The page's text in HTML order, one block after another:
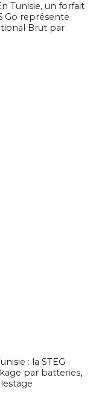
Tunisie, un forfait
Go représente
Brut par
: la STEG
par batteries,